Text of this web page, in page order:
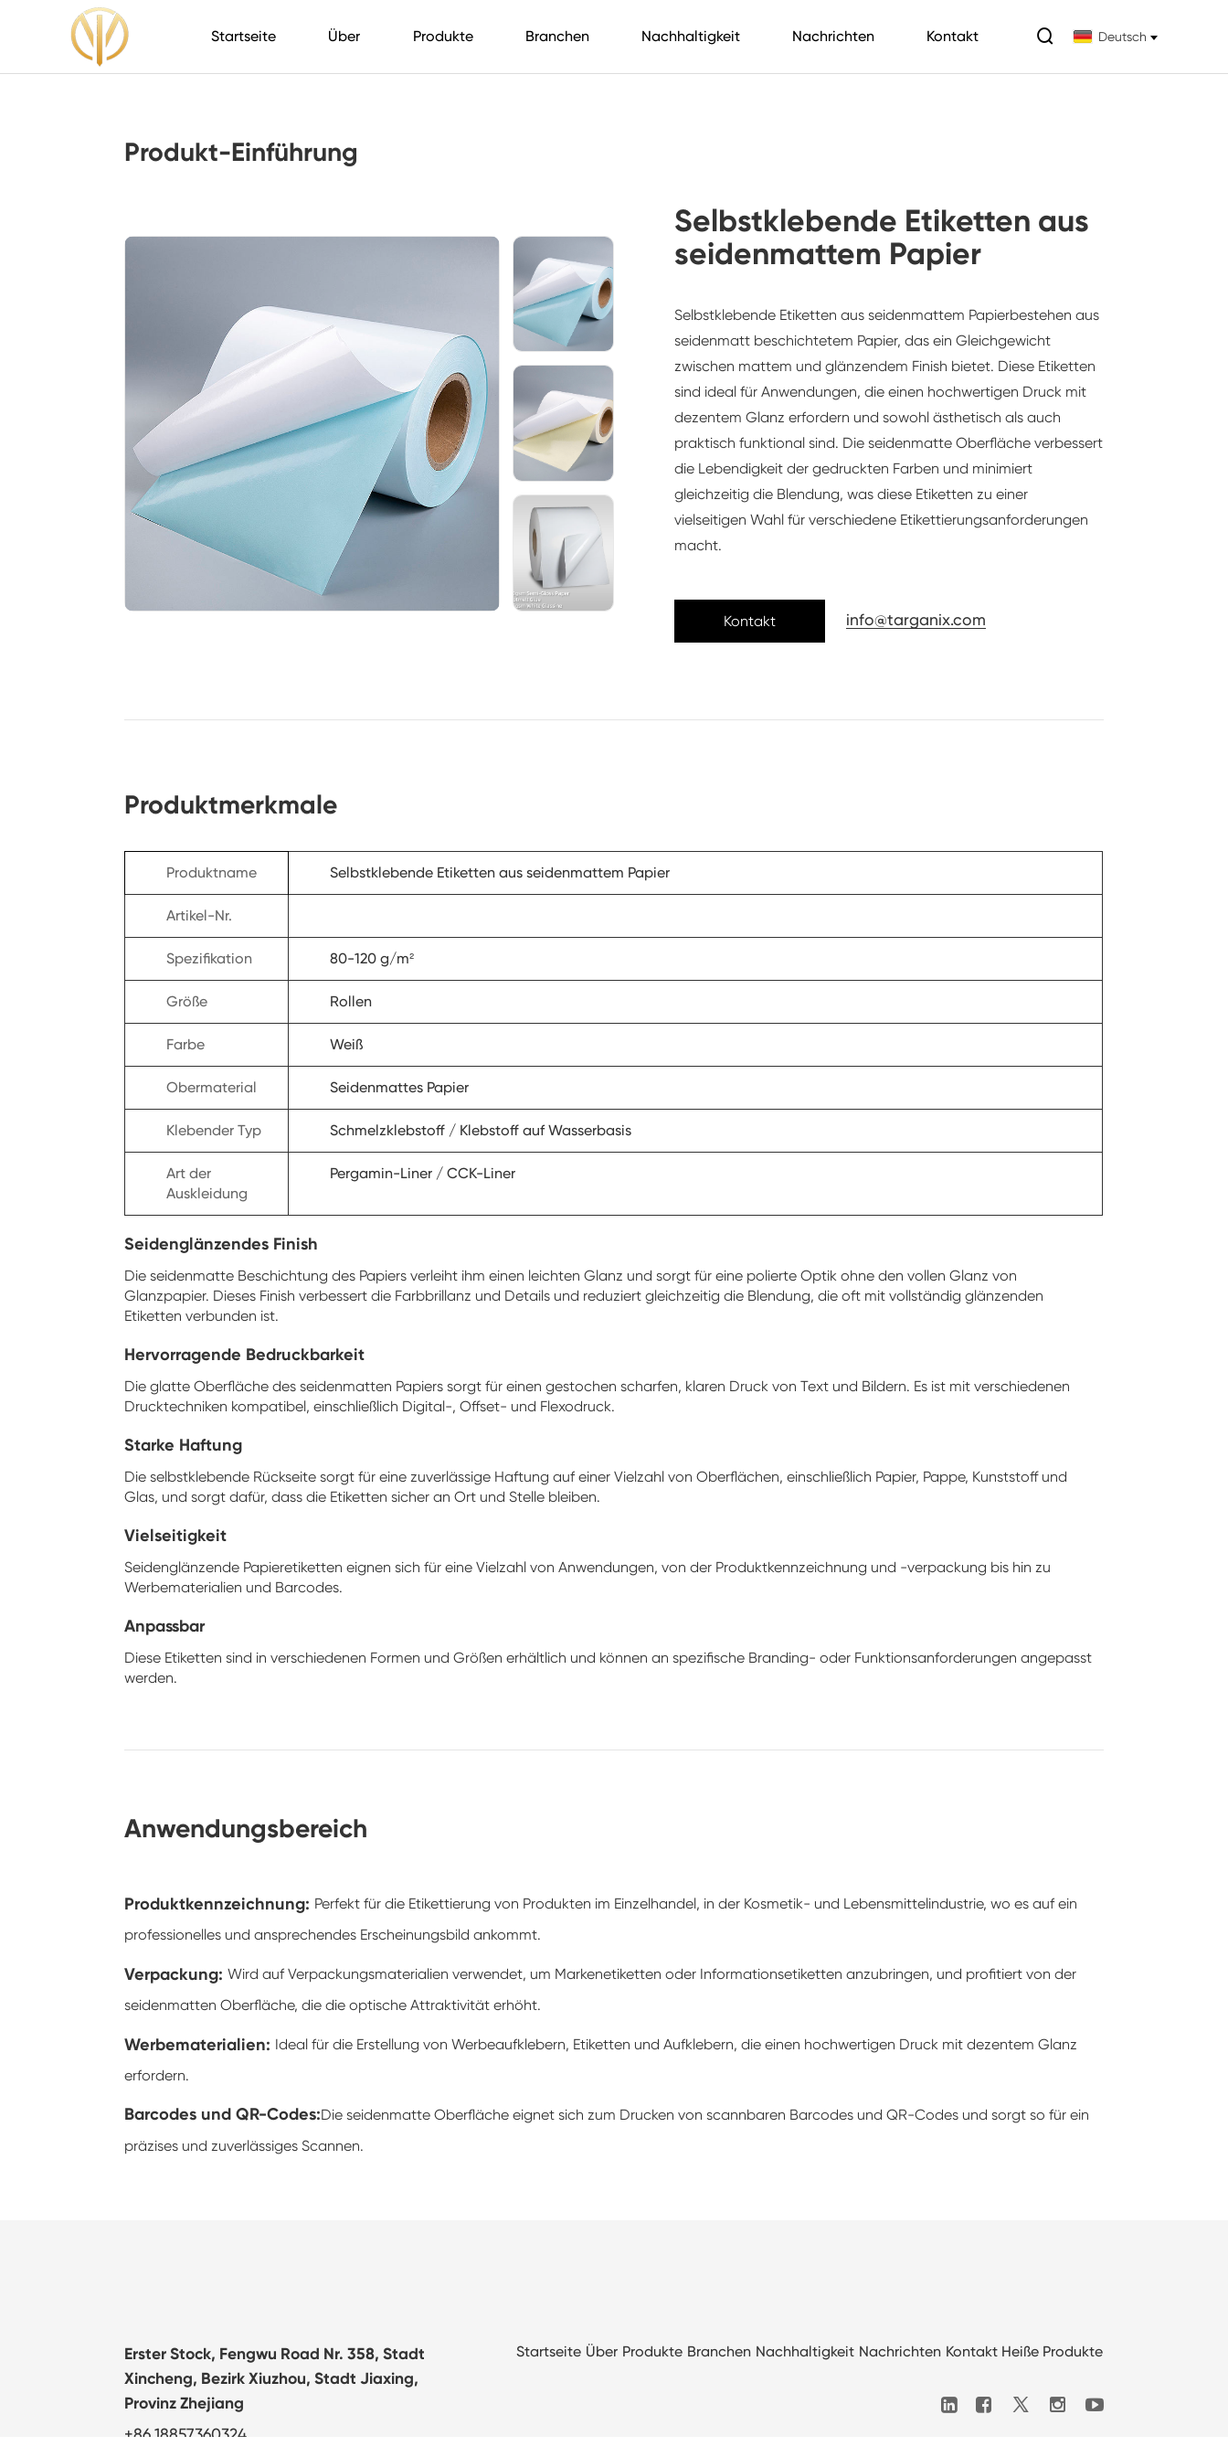
Startseite Über Produkte Branchen Nachhaltigkeit Nachrichten Kontakt  Deutsch
Produkt-Einführung
Selbstklebende Etiketten aus
seidenmattem Papier
Selbstklebende Etiketten aus seidenmattem Papierbestehen aus
seidenmatt beschichtetem Papier, das ein Gleichgewicht
zwischen mattem und glänzendem Finish bietet. Diese Etiketten
sind ideal für Anwendungen, die einen hochwertigen Druck mit
dezentem Glanz erfordern und sowohl ästhetisch als auch
praktisch funktional sind. Die seidenmatte Oberfläche verbessert
die Lebendigkeit der gedruckten Farben und minimiert
gleichzeitig die Blendung, was diese Etiketten zu einer
vielseitigen Wahl für verschiedene Etikettierungsanforderungen
macht.
Kontakt info@targanix.com
Produktmerkmale
Produktname Selbstklebende Etiketten aus seidenmattem Papier
Artikel-Nr.
Spezifikation 80-120 g/m²
Größe Rollen
Farbe Weiß
Obermaterial Seidenmattes Papier
Klebender Typ Schmelzklebstoff / Klebstoff auf Wasserbasis
Art der
Auskleidung
Pergamin-Liner / CCK-Liner
Seidenglänzendes Finish
Die seidenmatte Beschichtung des Papiers verleiht ihm einen leichten Glanz und sorgt für eine polierte Optik ohne den vollen Glanz von
Glanzpapier. Dieses Finish verbessert die Farbbrillanz und Details und reduziert gleichzeitig die Blendung, die oft mit vollständig glänzenden
Etiketten verbunden ist.
Hervorragende Bedruckbarkeit
Die glatte Oberfläche des seidenmatten Papiers sorgt für einen gestochen scharfen, klaren Druck von Text und Bildern. Es ist mit verschiedenen
Drucktechniken kompatibel, einschließlich Digital-, Offset- und Flexodruck.
Starke Haftung
Die selbstklebende Rückseite sorgt für eine zuverlässige Haftung auf einer Vielzahl von Oberflächen, einschließlich Papier, Pappe, Kunststoff und
Glas, und sorgt dafür, dass die Etiketten sicher an Ort und Stelle bleiben.
Vielseitigkeit
Seidenglänzende Papieretiketten eignen sich für eine Vielzahl von Anwendungen, von der Produktkennzeichnung und -verpackung bis hin zu
Werbematerialien und Barcodes.
Anpassbar
Diese Etiketten sind in verschiedenen Formen und Größen erhältlich und können an spezifische Branding- oder Funktionsanforderungen angepasst
werden.
Anwendungsbereich
Produktkennzeichnung: Perfekt für die Etikettierung von Produkten im Einzelhandel, in der Kosmetik- und Lebensmittelindustrie, wo es auf ein
professionelles und ansprechendes Erscheinungsbild ankommt.
Verpackung:Wird auf Verpackungsmaterialien verwendet, um Markenetiketten oder Informationsetiketten anzubringen, und profitiert von der
seidenmatten Oberfläche, die die optische Attraktivität erhöht.
Werbematerialien: Ideal für die Erstellung von Werbeaufklebern, Etiketten und Aufklebern, die einen hochwertigen Druck mit dezentem Glanz
erfordern.
Barcodes und QR-Codes:Die seidenmatte Oberfläche eignet sich zum Drucken von scannbaren Barcodes und QR-Codes und sorgt so für ein
präzises und zuverlässiges Scannen.
Erster Stock, Fengwu Road Nr. 358, Stadt
Xincheng, Bezirk Xiuzhou, Stadt Jiaxing,
Provinz Zhejiang
+86 18857360324
Startseite Über Produkte Branchen Nachhaltigkeit Nachrichten Kontakt Heiße Produkte
